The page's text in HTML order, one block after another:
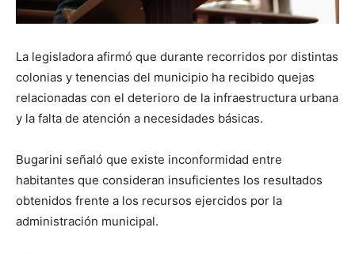
La legisladora afirmó que durante recorridos por distintas
colonias y tenencias del municipio ha recibido quejas
relacionadas con el deterioro de la infraestructura urbana
y la falta de atención a necesidades básicas.
Bugarini señaló que existe inconformidad entre
habitantes que consideran insuficientes los resultados
obtenidos frente a los recursos ejercidos por la
administración municipal.